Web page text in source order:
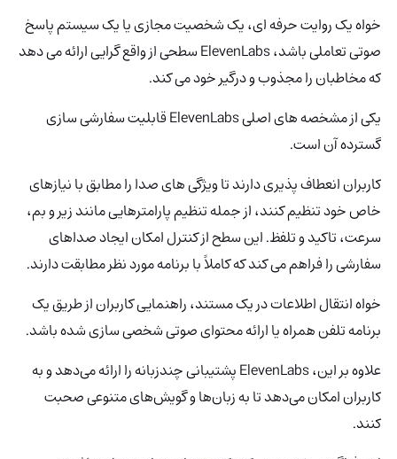
خواه یک روایت حرفه ای، یک شخصیت مجازی یا یک سیستم پاسخ
صوتی تعاملی باشد، ElevenLabs سطحی از واقع گرایی ارائه می دهد
که مخاطبان را مجذوب و درگیر خود می کند.
یکی از مشخصه های اصلی ElevenLabs قابلیت سفارشی سازی
گسترده آن است.
کاربران انعطاف پذیری دارند تا ویژگی های صدا را مطابق با نیازهای
خاص خود تنظیم کنند، از جمله تنظیم پارامترهایی مانند زیر و بم،
سرعت، تاکید و تلفظ. این سطح از کنترل امکان ایجاد صداهای
سفارشی را فراهم می کند که کاملاً با برنامه مورد نظر مطابقت دارند.
خواه انتقال اطلاعات در یک مستند، راهنمایی کاربران از طریق یک
برنامه تلفن همراه یا ارائه محتوای صوتی شخصی سازی شده باشد.
علاوه بر این، ElevenLabs پشتیبانی چندزبانه را ارائه می‌دهد و به
کاربران امکان می‌دهد تا به زبان‌ها و گویش‌های متنوعی صحبت
کنند.